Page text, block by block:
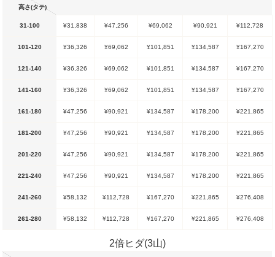
高さ(タテ)
31-100 ¥31,838 ¥47,256 ¥69,062 ¥90,921 ¥112,728
101-120 ¥36,326 ¥69,062 ¥101,851 ¥134,587 ¥167,270
121-140 ¥36,326 ¥69,062 ¥101,851 ¥134,587 ¥167,270
141-160 ¥36,326 ¥69,062 ¥101,851 ¥134,587 ¥167,270
161-180 ¥47,256 ¥90,921 ¥134,587 ¥178,200 ¥221,865
181-200 ¥47,256 ¥90,921 ¥134,587 ¥178,200 ¥221,865
201-220 ¥47,256 ¥90,921 ¥134,587 ¥178,200 ¥221,865
221-240 ¥47,256 ¥90,921 ¥134,587 ¥178,200 ¥221,865
241-260 ¥58,132 ¥112,728 ¥167,270 ¥221,865 ¥276,408
261-280 ¥58,132 ¥112,728 ¥167,270 ¥221,865 ¥276,408
2倍ヒダ(3山)